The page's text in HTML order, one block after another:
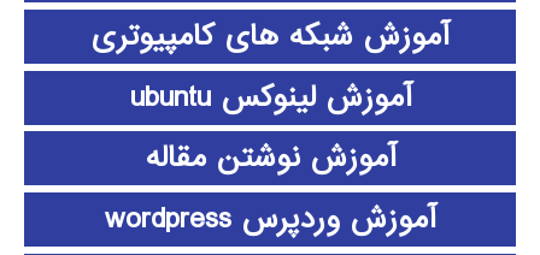
آموزش شبکه های کامپیوتری
آموزش لینوکس ubuntu
آموزش نوشتن مقاله
آموزش وردپرس wordpress